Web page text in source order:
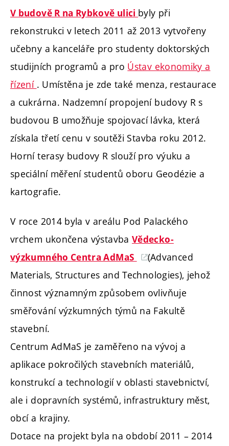
V budově R na Rybkově ulici byly při
rekonstrukci v letech 2011 až 2013 vytvořeny
učebny a kanceláře pro studenty doktorských
studijních programů a pro Ústav ekonomiky a
řízení . Umístěna je zde také menza, restaurace
a cukrárna. Nadzemní propojení budovy R s
budovou B umožňuje spojovací lávka, která
získala třetí cenu v soutěži Stavba roku 2012.
Horní terasy budovy R slouží pro výuku a
speciální měření studentů oboru Geodézie a
kartografie.
V roce 2014 bylav areálu Pod Palackého
vrchem ukončena výstavbaVědecko-
výzkumného Centra AdMaS
(Advanced
Materials, Structures and Technologies), jehož
činnost významným způsobem ovlivňuje
směřování výzkumných týmů na Fakultě
stavební.
Centrum AdMaS je zaměřeno na vývoj a
aplikace pokročilých stavebních materiálů,
konstrukcí a technologií v oblasti stavebnictví,
ale i dopravních systémů, infrastruktury měst,
obcí a krajiny.
Dotace na projekt byla na období 2011 – 2014